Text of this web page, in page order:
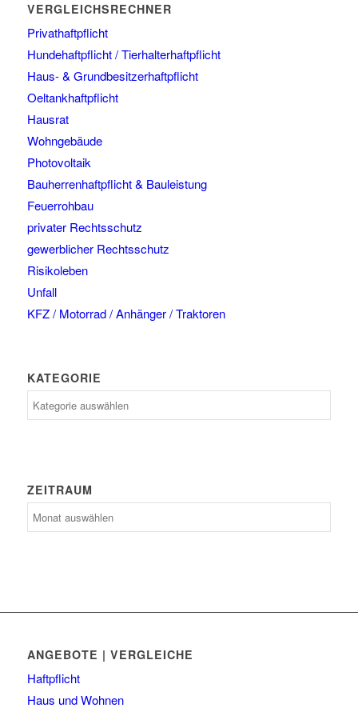
VERGLEICHSRECHNER
Privathaftpflicht
Hundehaftpflicht / Tierhalterhaftpflicht
Haus- & Grundbesitzerhaftpflicht
Oeltankhaftpflicht
Hausrat
Wohngebäude
Photovoltaik
Bauherrenhaftpflicht & Bauleistung
Feuerrohbau
privater Rechtsschutz
gewerblicher Rechtsschutz
Risikoleben
Unfall
KFZ / Motorrad / Anhänger / Traktoren
KATEGORIE
ZEITRAUM
ANGEBOTE | VERGLEICHE
Haftpflicht
Haus und Wohnen